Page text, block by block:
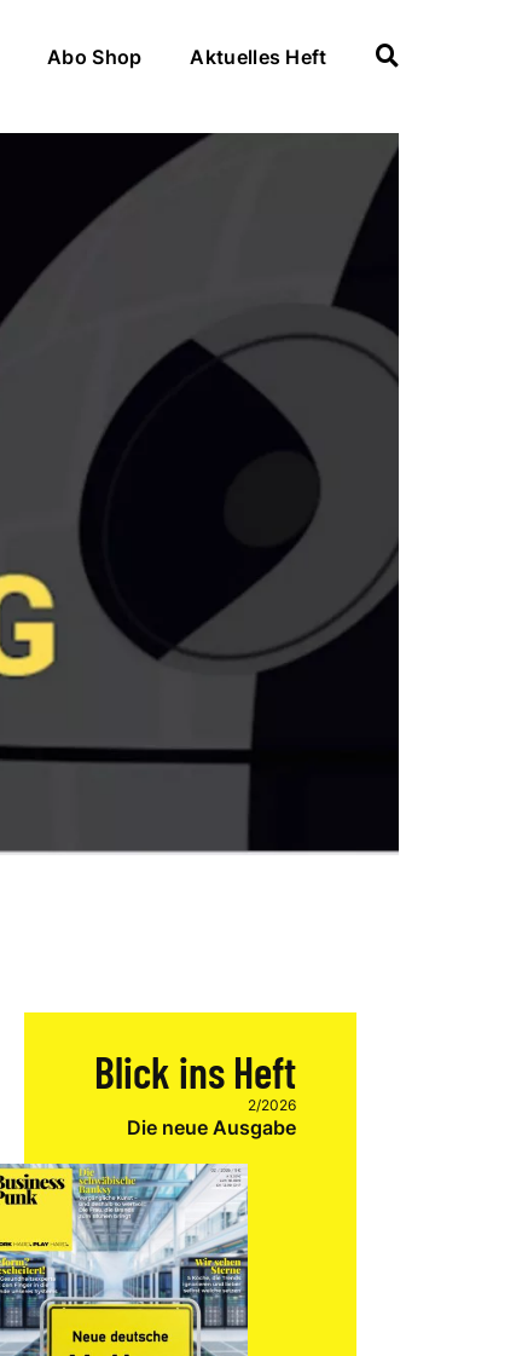
Abo Shop Aktuelles Heft
Blick ins Heft
2/2026
Die neue Ausgabe